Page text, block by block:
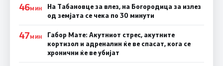
46МИН
На Табановце за влез, на Богородица за излез
од земјата се чека по 30 минути
47МИН
Габор Мате: Акутниот стрес, акутните
кортизол и адреналин ќе ве спасат, кога се
хронични ќе ве убијат